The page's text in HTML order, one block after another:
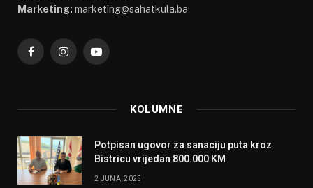
Marketing: marketing@sahatkula.ba
FacebookInstagramYouTube
KOLUMNE
Potpisan ugovor za sanaciju puta kroz
Bistricu vrijedan 800.000 KM
2 JUNA, 2025